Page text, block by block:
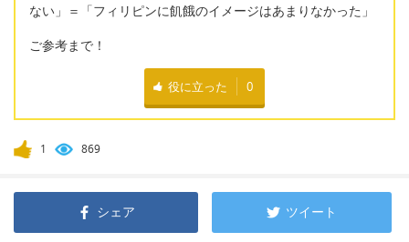
ない」＝「フィリピンに飢餓のイメージはあまりなかった」
ご参考まで！
役に立った 0
1 869
シェア ツイート